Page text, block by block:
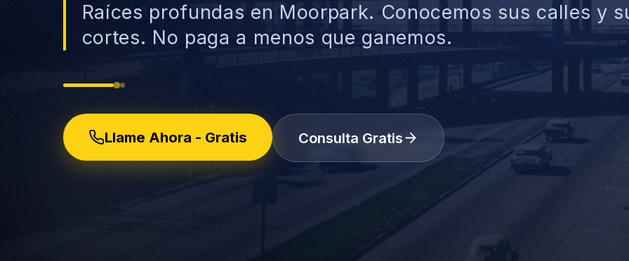
Raíces profundas en Moorpark. Conocemos sus calles y
cortes. No paga a menos que ganemos.
Llame Ahora - Gratis Consulta Gratis